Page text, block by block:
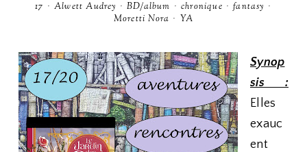
17 · Alwett Audrey · BD/album · chronique · fantasy ·
Moretti Nora · YA
Synop
sis :
Elles
exauc
ent